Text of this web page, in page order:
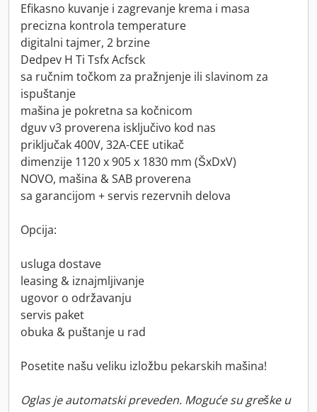
Efikasno kuvanje i zagrevanje krema i masa
precizna kontrola temperature
digitalni tajmer, 2 brzine
Dedpev H Ti Tsfx Acfsck
sa ručnim točkom za pražnjenje ili slavinom za
ispuštanje
mašina je pokretna sa kočnicom
dguv v3 proverena isključivo kod nas
priključak 400V, 32A-CEE utikač
dimenzije 1120 x 905 x 1830 mm (ŠxDxV)
NOVO, mašina & SAB proverena
sa garancijom + servis rezervnih delova
Opcija:
usluga dostave
leasing & iznajmljivanje
ugovor o održavanju
servis paket
obuka & puštanje u rad
Posetite našu veliku izložbu pekarskih mašina!
Oglas je automatski preveden. Moguće su greške u